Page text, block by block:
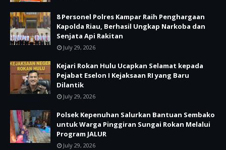
8 Personel Polres Kampar Raih Penghargaan
Kapolda Riau, Berhasil Ungkap Narkoba dan
Senjata Api Rakitan
July 29, 2026
Kejari Rokan Hulu Ucapkan Selamat kepada
Pejabat Eselon I Kejaksaan RI yang Baru
Dilantik
July 29, 2026
Polsek Kepenuhan Salurkan Bantuan Sembako
untuk Warga Pinggiran Sungai Rokan Melalui
Program JALUR
July 29, 2026